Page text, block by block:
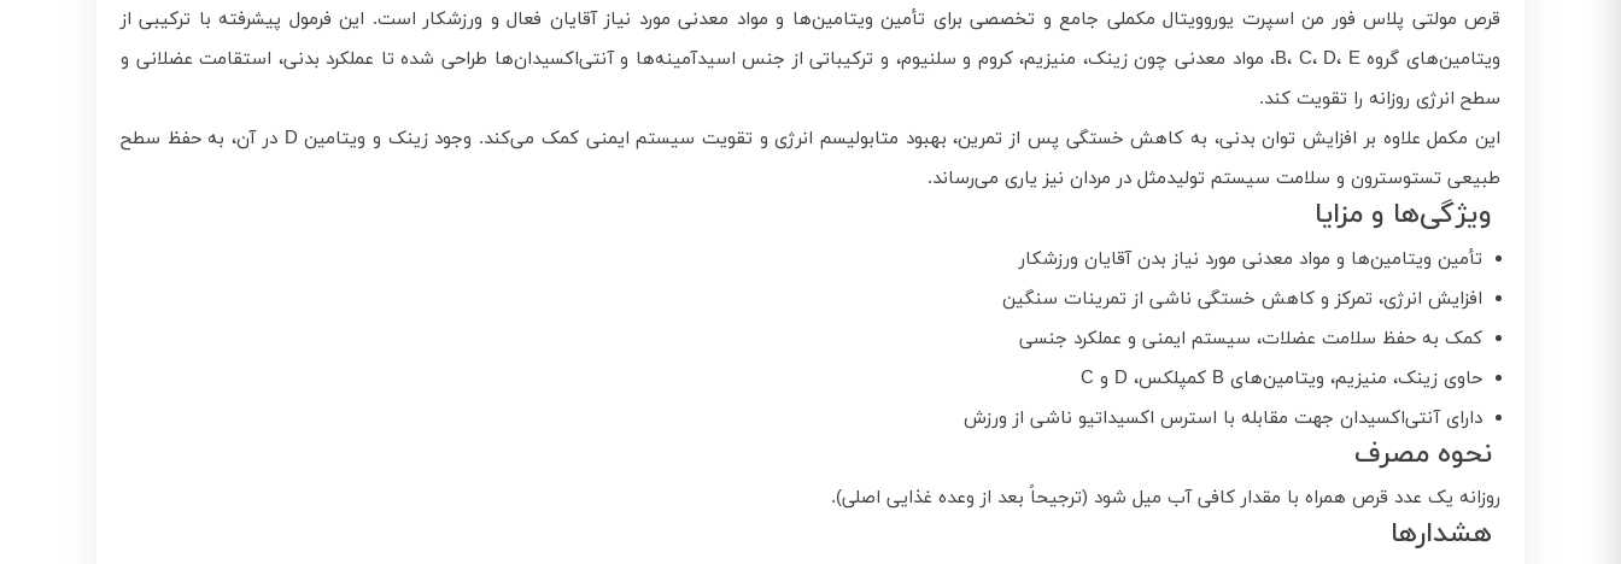
قرص مولتی پلاس فور من اسپرت یوروویتال مکملی جامع و تخصصی برای تأمین ویتامین‌ها و مواد معدنی مورد نیاز آقایان فعال و ورزشکار است. این فرمول پیشرفته با ترکیبی از
ویتامین‌های گروه B، C، D، E، مواد معدنی چون زینک، منیزیم، کروم و سلنیوم، و ترکیباتی از جنس اسیدآمینه‌ها و آنتی‌اکسیدان‌ها طراحی شده تا عملکرد بدنی، استقامت عضلانی و
سطح انرژی روزانه را تقویت کند.
این مکمل علاوه بر افزایش توان بدنی، به کاهش خستگی پس از تمرین، بهبود متابولیسم انرژی و تقویت سیستم ایمنی کمک می‌کند. وجود زینک و ویتامین D در آن، به حفظ سطح
طبیعی تستوسترون و سلامت سیستم تولیدمثل در مردان نیز یاری می‌رساند.
ویژگی‌ها و مزایا
تأمین ویتامین‌ها و مواد معدنی مورد نیاز بدن آقایان ورزشکار
افزایش انرژی، تمرکز و کاهش خستگی ناشی از تمرینات سنگین
کمک به حفظ سلامت عضلات، سیستم ایمنی و عملکرد جنسی
حاوی زینک، منیزیم، ویتامین‌های B کمپلکس، D و C
دارای آنتی‌اکسیدان جهت مقابله با استرس اکسیداتیو ناشی از ورزش
نحوه مصرف
روزانه یک عدد قرص همراه با مقدار کافی آب میل شود (ترجیحاً بعد از وعده غذایی اصلی).
هشدارها